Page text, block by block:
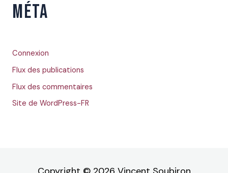
MÉTA
Connexion
Flux des publications
Flux des commentaires
Site de WordPress-FR